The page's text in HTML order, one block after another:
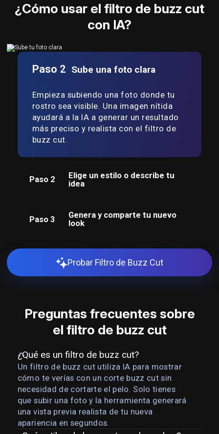
¿Cómo usar el filtro de buzz cut
con IA?
Paso 2 Sube una foto clara
Empieza subiendo una foto donde tu
rostro sea visible. Una imagen nítida
ayudará a la IA a generar un resultado
más preciso y realista con el filtro de
buzz cut.
Paso 2
Elige un estilo o describe tu
idea
Paso 3
Genera y comparte tu nuevo
look
Probar Filtro de Buzz Cut
Preguntas frecuentes sobre
el filtro de buzz cut
¿Qué es un filtro de buzz cut?
Un filtro de buzz cut utiliza IA para mostrar
cómo te verías con un corte buzz cut sin
necesidad de cortarte el pelo. Solo tienes
que subir una foto y la herramienta generará
una vista previa realista de tu nueva
apariencia en segundos.